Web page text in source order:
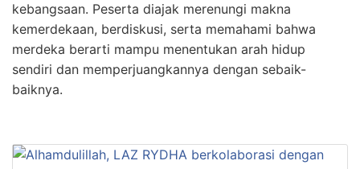
kebangsaan. Peserta diajak merenungi makna
kemerdekaan, berdiskusi, serta memahami bahwa
merdeka berarti mampu menentukan arah hidup
sendiri dan memperjuangkannya dengan sebaik-
baiknya.